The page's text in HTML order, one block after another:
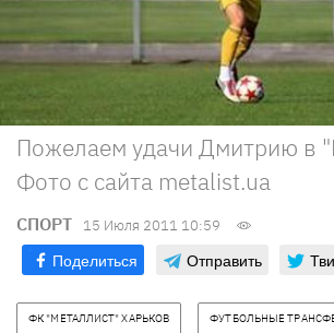
Пожелаем удачи Дмитрию в
Фото с сайта metalist.ua
СПОРТ 15 Июля 2011 10:59
Поделиться Отправить
ФК "МЕТАЛЛИСТ" ХАРЬКОВ ФУТБОЛЬНЫЕ